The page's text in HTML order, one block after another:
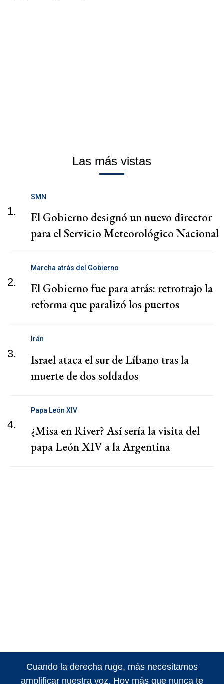
Las más vistas
1.
SMN
El Gobierno designó un nuevo director
para el Servicio Meteorológico Nacional
2.
Marcha atrás del Gobierno
El Gobierno fue para atrás: retrotrajo la
reforma que paralizó los puertos
3.
Irán
Israel ataca el sur de Líbano tras la
muerte de dos soldados
4.
Papa León XIV
¿Misa en River? Así sería la visita del
papa León XIV a la Argentina
Cuando la derecha ruge, más necesitamos
amplificar nuestra voz. Hoy más que nunca te